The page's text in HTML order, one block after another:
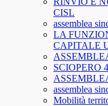
CISL
assemblea
LA
CAPITALE
SCIOPERO
assemblea
Mobilità